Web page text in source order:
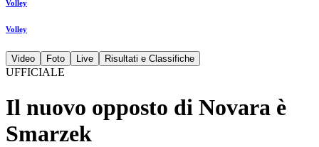
Volley
Volley
Video Foto Live Risultati e Classifiche
UFFICIALE
Il nuovo opposto di Novara è
Smarzek